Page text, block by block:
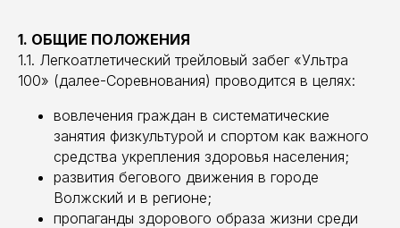
1. ОБЩИЕ ПОЛОЖЕНИЯ
1.1. Легкоатлетический трейловый забег «Ультра
100» (далее-Соревнования) проводится в целях:
вовлечения граждан в систематические
занятия физкультурой и спортом как важного
средства укрепления здоровья населения;
развития бегового движения в городе
Волжский и в регионе;
пропаганды здорового образа жизни среди